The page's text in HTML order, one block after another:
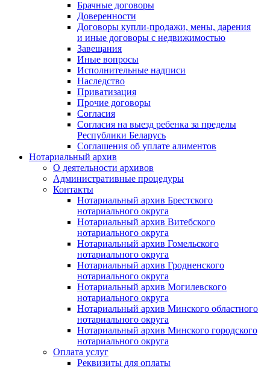
Брачные договоры
Доверенности
Договоры купли-продажи, мены, дарения
и иные договоры с недвижимостью
Завещания
Иные вопросы
Исполнительные надписи
Наследство
Приватизация
Прочие договоры
Согласия
Согласия на выезд ребенка за пределы
Республики Беларусь
Соглашения об уплате алиментов
Нотариальный архив
О деятельности архивов
Административные процедуры
Контакты
Нотариальный архив Брестского
нотариального округа
Нотариальный архив Витебского
нотариального округа
Нотариальный архив Гомельского
нотариального округа
Нотариальный архив Гродненского
нотариального округа
Нотариальный архив Могилевского
нотариального округа
Нотариальный архив Минского областного
нотариального округа
Нотариальный архив Минского городского
нотариального округа
Оплата услуг
Реквизиты для оплаты